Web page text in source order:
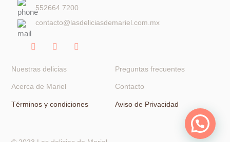
552664 7200
contacto@lasdeliciasdemariel.com.mx
a
b
o
-
n
a
r
m
h
Nuestras delicias
Acerca de Mariel
Términos y condiciones
Preguntas frecuentes
Contacto
Aviso de Privacidad